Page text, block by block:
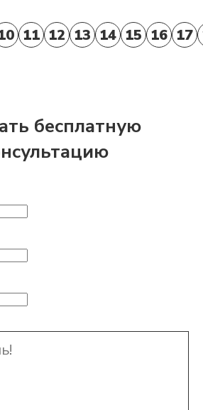
11 12 13 14 15 16 17
бесплатную